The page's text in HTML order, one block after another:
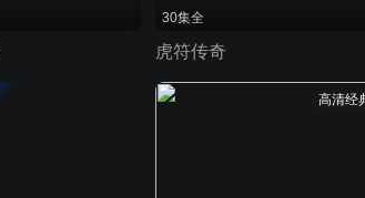
30集全
虎符传奇
高清经